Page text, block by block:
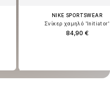
NIKE SPORTSWEAR
Σνίκερ χαμηλό 'Initiator'
84,90 €
NIKE SPORTSWEAR
Σνίκερ χαμηλό 'Initiator'
84,90 €